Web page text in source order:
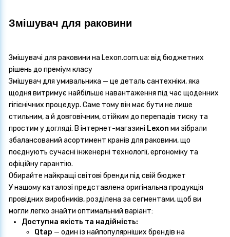
Змішувач для раковини
Змішувачі для раковини на Lexon.com.ua: від бюджетних
рішень до преміум класу
Змішувач для умивальника — це деталь сантехніки, яка
щодня витримує найбільше навантаження під час щоденних
гігієнічних процедур. Саме тому він має бути не лише
стильним, а й довговічним, стійким до перепадів тиску та
простим у догляді. В інтернет-магазині Lexon ми зібрали
збалансований асортимент кранів для раковини, що
поєднують сучасні інженерні технології, ергономіку та
офіційну гарантію.
Обирайте найкращі світові бренди під свій бюджет
У нашому каталозі представлена оригінальна продукція
провідних виробників, розділена за сегментами, щоб ви
могли легко знайти оптимальний варіант:
Доступна якість та надійність:
Qtap — один із найпопулярніших брендів на